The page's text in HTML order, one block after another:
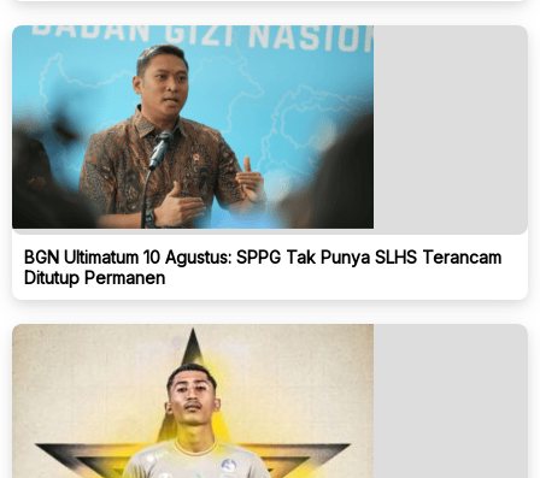
BGN Ultimatum 10 Agustus: SPPG Tak Punya SLHS Terancam
Ditutup Permanen